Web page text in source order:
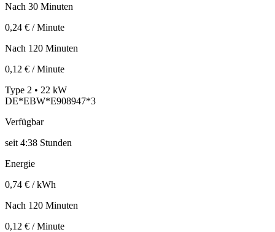
Nach 30 Minuten
0,24 € / Minute
Nach 120 Minuten
0,12 € / Minute
Type 2 • 22 kW
DE*EBW*E908947*3
Verfügbar
seit 4:38 Stunden
Energie
0,74 € / kWh
Nach 120 Minuten
0,12 € / Minute